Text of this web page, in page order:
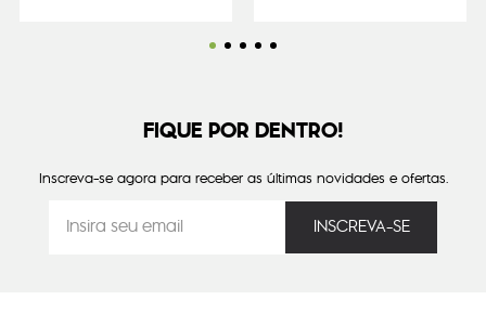
FIQUE POR DENTRO!
Inscreva-se agora para receber as últimas novidades e ofertas.